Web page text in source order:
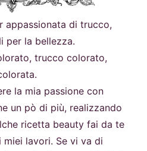
appassionata di trucco,
per la bellezza.
trucco colorato,
la mia passione con
un pò di più, realizzando
ricetta beauty fai da te
lavori. Se vi va di